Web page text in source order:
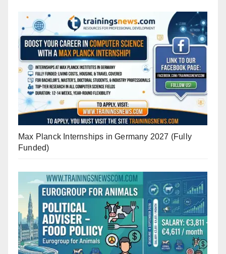
Max Planck Internships in Germany 2027 (Fully
Funded)